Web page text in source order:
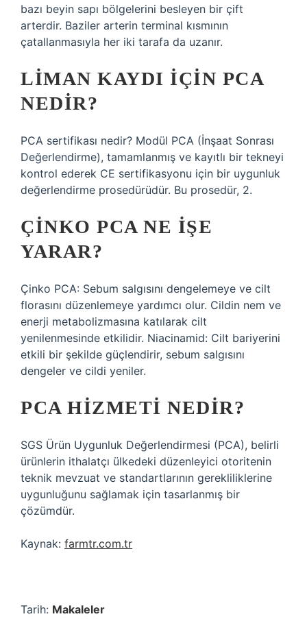
bazı beyin sapı bölgelerini besleyen bir çift
arterdir. Baziler arterin terminal kısmının
çatallanmasıyla her iki tarafa da uzanır.
LIMAN KAYDI IÇIN PCA
NEDIR?
PCA sertifikası nedir? Modül PCA (İnşaat Sonrası
Değerlendirme), tamamlanmış ve kayıtlı bir tekneyi
kontrol ederek CE sertifikasyonu için bir uygunluk
değerlendirme prosedürüdür. Bu prosedür, 2.
ÇINKO PCA NE IŞE
YARAR?
Çinko PCA: Sebum salgısını dengelemeye ve cilt
florasını düzenlemeye yardımcı olur. Cildin nem ve
enerji metabolizmasına katılarak cilt
yenilenmesinde etkilidir. Niacinamid: Cilt bariyerini
etkili bir şekilde güçlendirir, sebum salgısını
dengeler ve cildi yeniler.
PCA HIZMETI NEDIR?
SGS Ürün Uygunluk Değerlendirmesi (PCA), belirli
ürünlerin ithalatçı ülkedeki düzenleyici otoritenin
teknik mevzuat ve standartlarının gerekliliklerine
uygunluğunu sağlamak için tasarlanmış bir
çözümdür.
Kaynak: farmtr.com.tr
Tarih: Makaleler